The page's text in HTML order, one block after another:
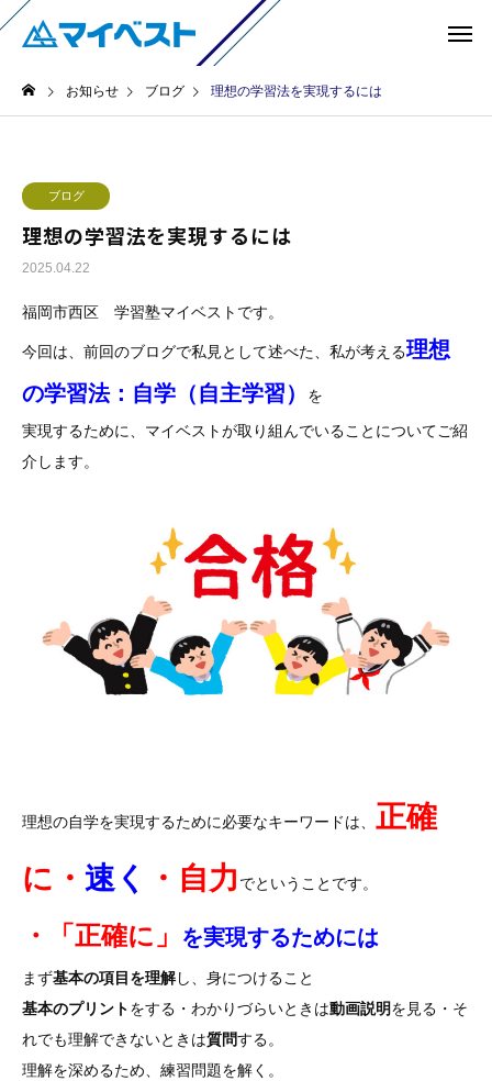
お知らせ ブログ 理想の学習法を実現するには
ブログ
理想の学習法を実現するには
2025.04.22
福岡市西区 学習塾マイベストです。
今回は、前回のブログで私見として述べた、私が考える理想
の学習法：自学（自主学習）
を
実現するために、マイベストが取り組んでいることについてご紹
介します。
理想の自学を実現するために必要なキーワードは、 正確
に・ 速く ・自力 でということです。
・「正確に」 を実現するためには
まず基本の項目を理解し、身につけること
基本のプリントをする・わかりづらいときは動画説明を見る・そ
れでも理解できないときは質問する。
理解を深めるため、練習問題を解く。